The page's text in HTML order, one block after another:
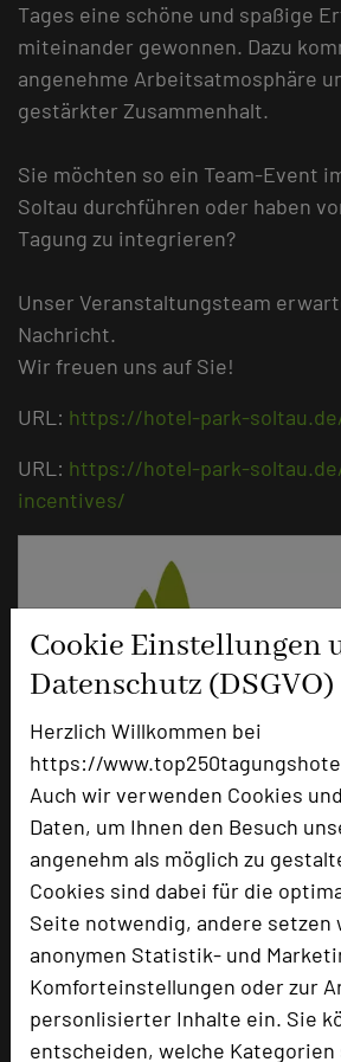
Cookie Einstellungen
Datenschutz (DSGVO)
Herzlich Willkommen bei
https://
Auch wir verwenden Cookies
Daten, um Ihnen den Besuch
angenehm als möglich zu
Cookies sind dabei für die
Seite notwendig, andere setzen
anonymen Statistik- und
Komforteinstellungen oder zur
personlisierter Inhalte ein. Sie
entscheiden, welche Kategorien
Tages eine schöne und spaßige
miteinander gewonnen. Dazu
angenehme Arbeitsatmosphäre
gestärkter Zusammenhalt.
Sie möchten so ein Team-Event
Soltau durchführen oder haben
Tagung zu integrieren?
Unser Veranstaltungsteam
Nachricht.
Wir freuen uns auf Sie!
URL: https://hotel-park-
URL: https://hotel-park-
incentives/
Hotel Park Soltau
Winsener Straße 111
29614 Soltau
+49 5191 605-0
Email
Homepage